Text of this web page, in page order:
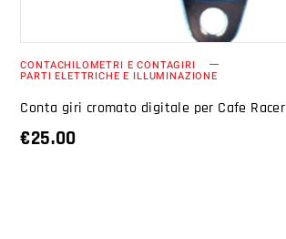
CONTACHILOMETRI E CONTAGIRI
PARTI ELETTRICHE E ILLUMINAZIONE
Conta giri cromato digitale per Cafe Racer
€25.00